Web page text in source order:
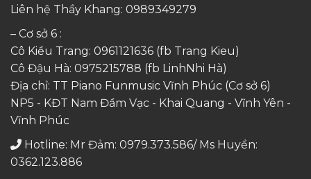
Liên hệ Thầy Khang: 0989349279
– Cơ sở 6 :
Cô Kiều Trang: 0961121636 (fb Trang Kieu)
Cô Đậu Hà: 0975215788 (fb LinhNhi Hà)
Địa chỉ: TT Piano Funmusic Vĩnh Phúc (Cơ sở 6)
NP5 - KĐT Nam Đầm Vạc - Khai Quang - Vĩnh Yên -
Vĩnh Phúc
Hotline: Mr Đảm: 0979.373.586/ Ms Huyền:
0362.123.886